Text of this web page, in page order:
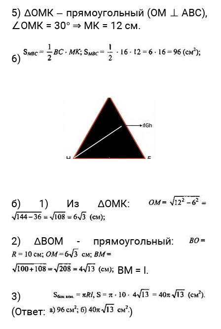
5) ΔОМК – прямоугольный (ОМ ⊥ ABC),
∠ОМК = 30° ⇒ МК = 12 см.
6)
б) 1) Из ΔОМК:
2) ΔВОМ - прямоугольный:
BM = l.
3)
(Ответ:
)